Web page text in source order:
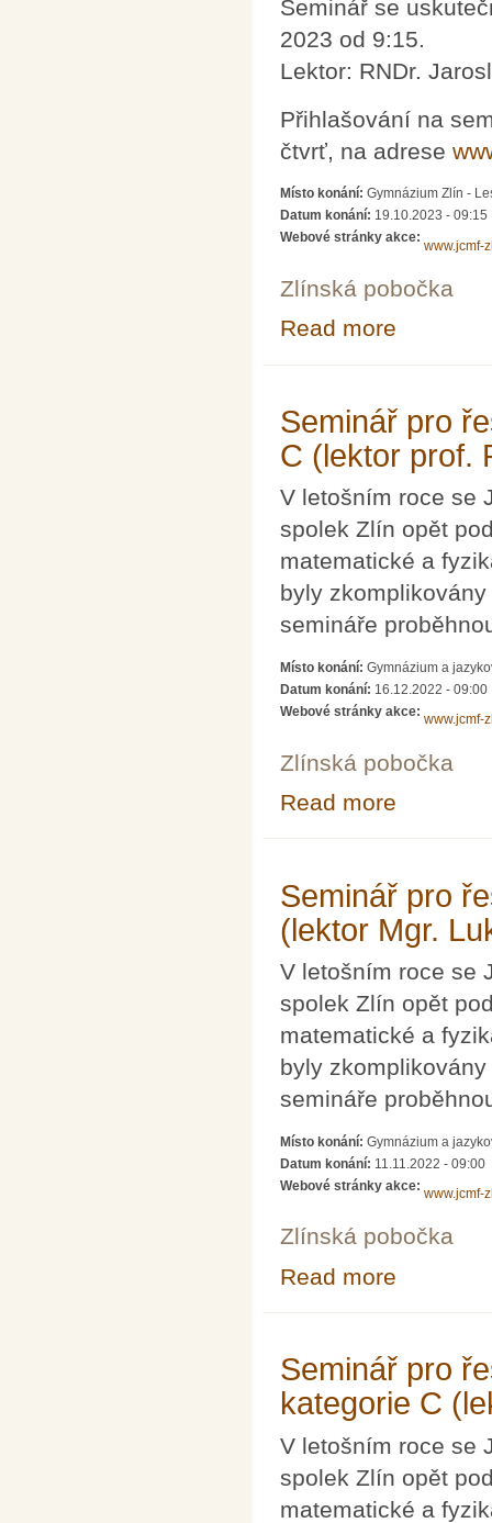
Seminář se
2023 od 9:15.
Lektor: RNDr.
Přihlašování na
čtvrť, na adrese
Místo konání: Gymnázium Zlín -
Datum konání: 19.10.2023 - 09:15
Webové stránky akce:
www.jcmf-
Zlínská pobočka
Read more
Seminář pro
C (lektor prof.
V letošním roce se
spolek Zlín opět
matematické a
byly
semináře
Místo konání: Gymnázium a
Datum konání: 16.12.2022 - 09:00
Webové stránky akce:
www.jcmf-
Zlínská pobočka
Read more
Seminář pro
(lektor Mgr.
V letošním roce se
spolek Zlín opět
matematické a
byly
semináře
Místo konání: Gymnázium a
Datum konání: 11.11.2022 - 09:00
Webové stránky akce:
www.jcmf-
Zlínská pobočka
Read more
Seminář pro
kategorie C
V letošním roce se
spolek Zlín opět
matematické a